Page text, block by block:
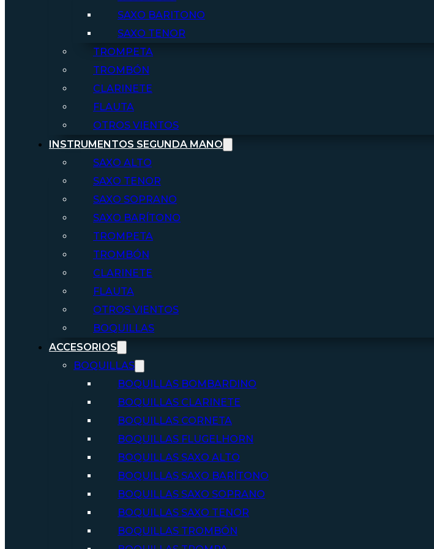
SAXO BARITONO
SAXO TENOR
TROMPETA
TROMBÓN
CLARINETE
FLAUTA
OTROS VIENTOS
INSTRUMENTOS SEGUNDA MANO
SAXO ALTO
SAXO TENOR
SAXO SOPRANO
SAXO BARÍTONO
TROMPETA
TROMBÓN
CLARINETE
FLAUTA
OTROS VIENTOS
BOQUILLAS
ACCESORIOS
BOQUILLAS
BOQUILLAS BOMBARDINO
BOQUILLAS CLARINETE
BOQUILLAS CORNETA
BOQUILLAS FLUGELHORN
BOQUILLAS SAXO ALTO
BOQUILLAS SAXO BARÍTONO
BOQUILLAS SAXO SOPRANO
BOQUILLAS SAXO TENOR
BOQUILLAS TROMBÓN